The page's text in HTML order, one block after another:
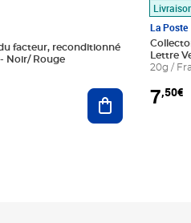
facteur, reconditionné
Noir/ Rouge
Ajouter au
La Poste
Lettre
20g /
7,50€